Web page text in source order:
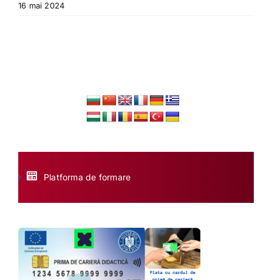
16 mai 2024
Platforma de formare